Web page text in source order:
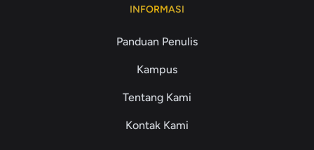
INFORMASI
Panduan Penulis
Kampus
Tentang Kami
Kontak Kami